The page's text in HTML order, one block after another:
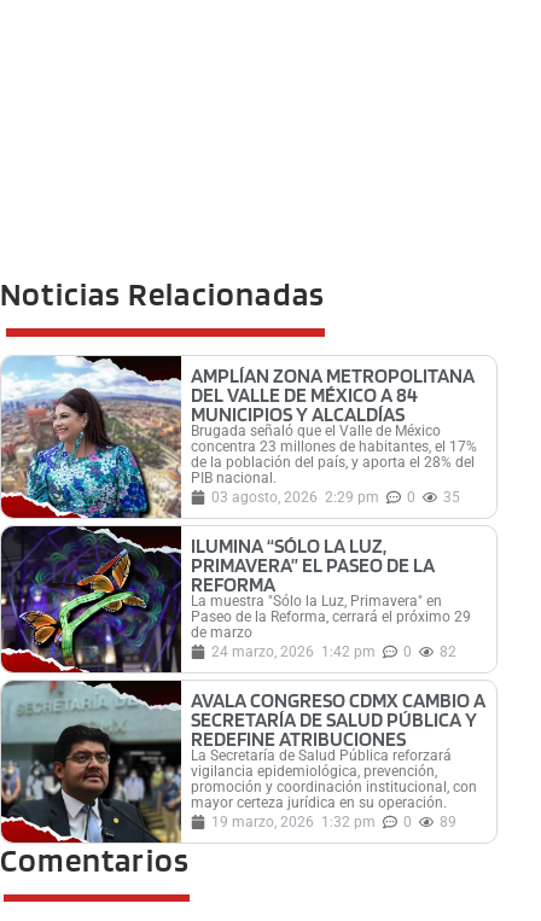
Noticias Relacionadas
AMPLÍAN ZONA METROPOLITANA
DEL VALLE DE MÉXICO A 84
MUNICIPIOS Y ALCALDÍAS
Brugada señaló que el Valle de México
concentra 23 millones de habitantes, el 17%
de la población del país, y aporta el 28% del
PIB nacional.
03 agosto, 2026 2:29 pm 0 35
ILUMINA “SÓLO LA LUZ,
PRIMAVERA” EL PASEO DE LA
REFORMA
La muestra "Sólo la Luz, Primavera" en
Paseo de la Reforma, cerrará el próximo 29
de marzo
24 marzo, 2026 1:42 pm 0 82
AVALA CONGRESO CDMX CAMBIO A
SECRETARÍA DE SALUD PÚBLICA Y
REDEFINE ATRIBUCIONES
La Secretaría de Salud Pública reforzará
vigilancia epidemiológica, prevención,
promoción y coordinación institucional, con
mayor certeza jurídica en su operación.
19 marzo, 2026 1:32 pm 0 89
Comentarios